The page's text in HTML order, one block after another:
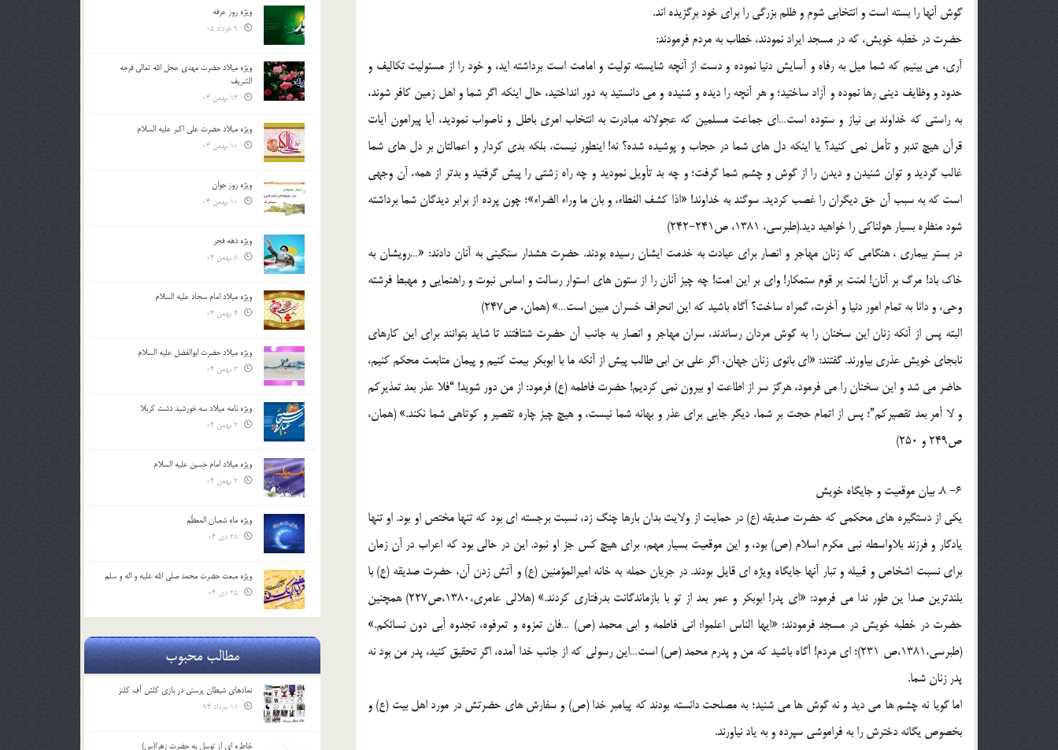
گوش آنها را بسته است و انتخابی شوم و ظلم بزرگی را برای خود برگزیده اند.
حضرت در خطبه خویش، که در مسجد ایراد نمودند، خطاب به مردم فرمودند:
آری، می بینیم که شما میل به رفاه و آسایش دنیا نموده و دست از آنچه شایسته تولیت و امامت است برداشته اید، و خود را از مسئولیت تکالیف و
حدود و وظایف دینی رها نموده و آزاد ساختید؛ و هر آنچه را دیده و شنیده و می دانستید به دور انداختید، حال اینکه اگر شما و اهل زمین کافر شوند،
به راستی که خداوند بی نیاز و ستوده است…ای جماعت مسلمین که عجولانه مبادرت به انتخاب امری باطل و ناصواب نمودید، آیا پیرامون آیات
قرآن هیچ تدبر و تأمل نمی کنید؟ یا اینکه دل های شما در حجاب و پوشیده شده؟ نه! اینطور نیست، بلکه بدی کردار و اعمالتان بر دل های شما
غالب گردید و توان شنیدن و دیدن را از گوش و چشم شما گرفت؛ و چه بد تأویل نمودید و چه راه زشتی را پیش گرفتید و بدتر از همه، آن وجهی
است که به سبب آن حق دیگران را غصب کردید. سوگند به خداوند! «اذا کشف الغطاء، و بان ما وراء الضراء»؛ چون پرده از برابر دیدگان شما برداشته
شود منظره بسیار هولناکی را خواهید دید.(طبرسی، 1381، ص241-242)
در بستر بیماری ، هنگامی که زنان مهاجر و انصار برای عیادت به خدمت ایشان رسیده بودند. حضرت هشدار سنگینی به آنان دادند: «…رویشان به
خاک باد! مرگ بر آنان! لعنت بر قوم ستمکار! وای بر این امت! چه چیز آنان را از ستون های استوار رسالت و اساس نبوت و راهنمایی و مهبط فرشته
وحی، و دانا به تمام امور دنیا و آخرت، گمراه ساخت؟ آگاه باشید که این انحراف خسران مبین است…» (همان، ص247)
البته پس از آنکه زنان این سخنان را به گوش مردان رساندند، سران مهاجر و انصار به جانب آن حضرت شتافتند تا شاید بتوانند برای این کارهای
نابجای خویش عذری بیاورند. گفتند: «ای بانوی زنان جهان، اگر علی بن ابی طالب پیش از آنکه ما با ابوبکر بیعت کنیم و پیمان متابعت محکم کنیم،
حاضر می شد و این سخنان را می فرمود، هرگز سر از اطاعت او بیرون نمی کردیم! حضرت فاطمه (ع) فرمود: از من دور شوید! “فلا عذر بعد تعذیرکم
و لا أمر بعد تقصیرکم”؛ پس از اتمام حجت بر شما، دیگر جایی برای عذر و بهانه شما نیست، و هیچ چیز چاره تقصیر و کوتاهی شما نکند.» (همان،
ص249 و 250)
6- 8. بیان موقعیت و جایگاه خویش
یکی از دستگیره های محکمی که حضرت صدیقه (ع) در حمایت از ولایت بدان بارها چنگ زد، نسبت برجسته ای بود که تنها مختص او بود. او تنها
یادگار و فرزند بلاواسطه نبی مکرم اسلام (ص) بود، و این موقعیت بسیار مهم، برای هیچ کس جز او نبود. این در حالی بود که اعراب در آن زمان
برای نسبت اشخاص و قبیله و تبار آنها جایگاه ویژه ای قایل بودند. در جریان حمله به خانه امیرالمؤمنین (ع) و آتش زدن آن، حضرت صدیقه (ع) با
بلندترین صدا ین طور ندا می فرمود: «ای پدر! ابوبکر و عمر بعد از تو با بازماندگانت بدرفتاری کردند.» (هلالی عامری،1380،ص227) همچنین
حضرت در خطبه خویش در مسجد فرمودند: «ایها الناس اعلموا: انی فاطمه و ابی محمد (ص) …فان تعزوه و تعرفوه، تجدوه أبی دون نسائکم.»
(طبرسی،1381،ص 231)؛ ای مردم! آگاه باشید که من و پدرم محمد (ص) است…این رسولی که از جانب خدا آمده، اگر تحقیق کنید، پدر من بود نه
پدر زنان شما.
اما گویا نه چشم ها می دید و نه گوش ها می شنید؛ به مصلحت دانسته بودند که پیامبر خدا (ص) و سفارش های حضرتش در مورد اهل بیت (ع) و
بخصوص یگانه دخترش را به فراموشی سپرده و به یاد نیاورند.
ویژه روز عرفه
ویژه میلاد حضرت مهدی عجل الله تعالی فرجه
الشريف
ویژه میلاد حضرت علی اکبر علیه السلام
ویژه روز جوان
ویژه دهه فجر
ویژه میلاد امام سجاد علیه السلام
ویژه میلاد حضرت ابوالفضل علیه السلام
ویژه نامه میلاد سه خورشید دشت کربلا
ویژه میلاد امام حسین علیه السلام
ویژه ماه شعبان المعظّم
ویژه مبعث حضرت محمد صلی الله علیه و اله و سلم
مطالب محبوب
نمادهای شیطان پرستی در بازی کلش آف کلنز
خاطره ای از توسل به حضرت زهرا(س)